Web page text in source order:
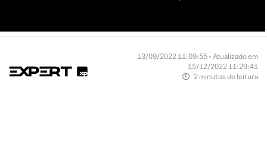
13/09/2022 11:09:55 • Atualizado em
15/12/2022 11:29:41
2 minutos de leitura